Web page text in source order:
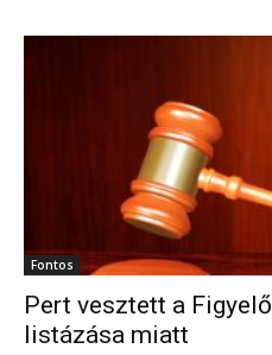
Fontos
Pert vesztett a
listázása miatt